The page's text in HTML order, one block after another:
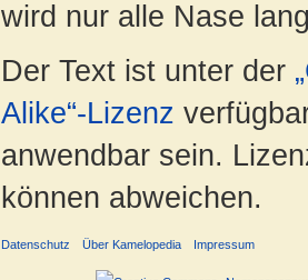
wird nur alle Nase
Der Text ist unter der
Alike“-Lizenz
anwendbar sein.
können abweichen.
Datenschutz Über Kamelopedia Impressum